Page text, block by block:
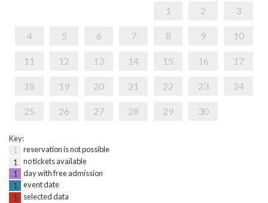
1 2 3
4 5 6 7 8 9 10
11 12 13 14 15 16 17
18 19 20 21 22 23 24
25 26 27 28 29 30
Key:
1
reservation is not possible
1
no tickets available
1
day with free admission
1
event date
1
selected data